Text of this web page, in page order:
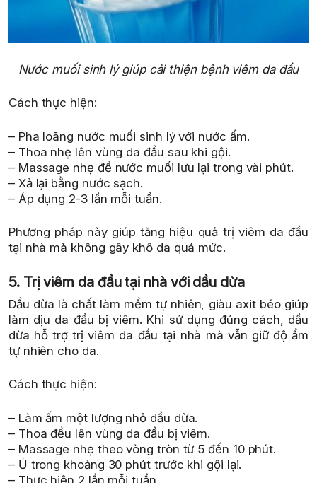
Nước muối sinh lý giúp cải thiện bệnh viêm da đầu
Cách thực hiện:
– Pha loãng nước muối sinh lý với nước ấm.
– Thoa nhẹ lên vùng da đầu sau khi gội.
– Massage nhẹ để nước muối lưu lại trong vài phút.
– Xả lại bằng nước sạch.
– Áp dụng 2-3 lần mỗi tuần.
Phương pháp này giúp tăng hiệu quả trị viêm da đầu
tại nhà mà không gây khô da quá mức.
5. Trị viêm da đầu tại nhà với dầu dừa
Dầu dừa là chất làm mềm tự nhiên, giàu axit béo giúp
làm dịu da đầu bị viêm. Khi sử dụng đúng cách, dầu
dừa hỗ trợ trị viêm da đầu tại nhà mà vẫn giữ độ ẩm
tự nhiên cho da.
Cách thực hiện:
– Làm ấm một lượng nhỏ dầu dừa.
– Thoa đều lên vùng da đầu bị viêm.
– Massage nhẹ theo vòng tròn từ 5 đến 10 phút.
– Ủ trong khoảng 30 phút trước khi gội lại.
– Thực hiện 2 lần mỗi tuần.